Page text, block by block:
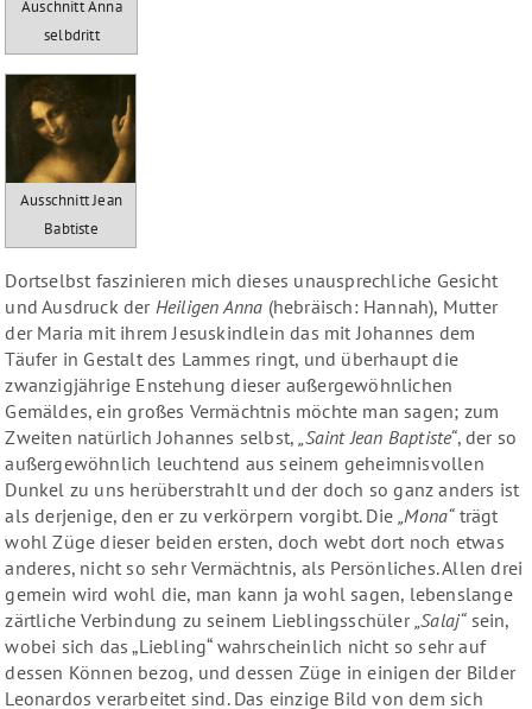
Auschnitt Anna
selbdritt
Ausschnitt Jean
Babtiste
Dortselbst faszinieren mich dieses unausprechliche Gesicht
und Ausdruck der Heiligen Anna (hebräisch: Hannah), Mutter
der Maria mit ihrem Jesuskindlein das mit Johannes dem
Täufer in Gestalt des Lammes ringt, und überhaupt die
zwanzigjährige Enstehung dieser außergewöhnlichen
Gemäldes, ein großes Vermächtnis möchte man sagen; zum
Zweiten natürlich Johannes selbst,„Saint Jean Baptiste“, der so
außergewöhnlich leuchtend aus seinem geheimnisvollen
Dunkel zu uns herüberstrahlt und der doch so ganz anders ist
als derjenige, den er zu verkörpern vorgibt. Die„Mona“trägt
wohl Züge dieser beiden ersten, doch webt dort noch etwas
anderes, nicht so sehr Vermächtnis, als Persönliches. Allen drei
gemein wird wohl die, man kann ja wohl sagen, lebenslange
zärtliche Verbindung zu seinem Lieblingsschüler„Salaj“sein,
wobei sich das „Liebling“ wahrscheinlich nicht so sehr auf
dessen Können bezog, und dessen Züge in einigen der Bilder
Leonardos verarbeitet sind. Das einzige Bild von dem sich